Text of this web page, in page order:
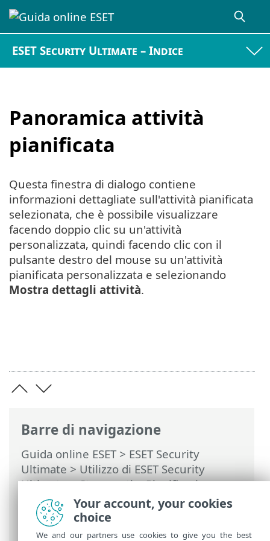
ESET Security Ultimate – Indice
Panoramica attività
pianificata
Barre di navigazione
Guida online ESET> ESET Security
Ultimate>Utilizzo di ESET Security
Ultimate>Strumenti>Pianificazione
attività> Finestre di dialogo:
pianificazione attività > Panoramica
attività pianificata
Questa finestra di dialogo contiene
informazioni dettagliate sull'attività pianificata
selezionata, che è possibile visualizzare
facendo doppio clic su un'attività
personalizzata, quindi facendo clic con il
pulsante destro del mouse su un'attività
pianificata personalizzata e selezionando
Mostra dettagli attività.
Your account, your cookies
choice
We and our partners use cookies to give you the best